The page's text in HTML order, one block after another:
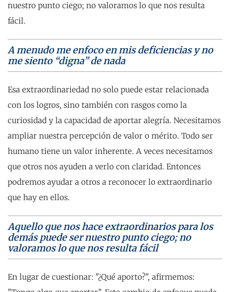
nuestro punto ciego; no valoramos lo que nos resulta
fácil.
A menudo me enfoco en mis deficiencias y no
me siento “digna” de nada
Esa extraordinariedad no solo puede estar relacionada
con los logros, sino también con rasgos como la
curiosidad y la capacidad de aportar alegría. Necesitamos
ampliar nuestra percepción de valor o mérito. Todo ser
humano tiene un valor inherente. A veces necesitamos
que otros nos ayuden a verlo con claridad. Entonces
podremos ayudar a otros a reconocer lo extraordinario
que hay en ellos.
Aquello que nos hace extraordinarios para los
demás puede ser nuestro punto ciego; no
valoramos lo que nos resulta fácil
En lugar de cuestionar: "¿Qué aporto?", afirmemos: